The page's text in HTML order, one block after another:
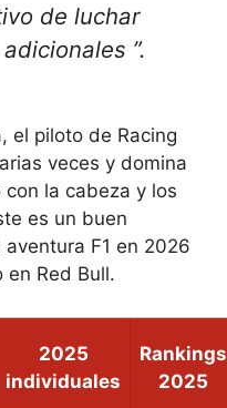
de luchar
”.
el piloto de Racing
veces y domina
la cabeza y los
es un buen
F1 en 2026
en Red Bull.
2025
individuales
Rankings
2025